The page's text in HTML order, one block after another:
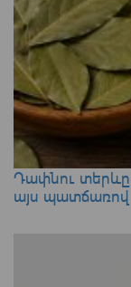
Դափնու տերևը
այս պատճառով